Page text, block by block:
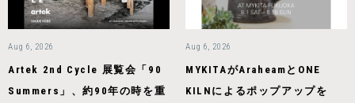
Aug 6, 2026
Artek 2nd Cycle 展覧会「90
Summers」、約90年の時を重
Aug 6, 2026
MYKITAがAraheamとONE
KILNによるポップアップを